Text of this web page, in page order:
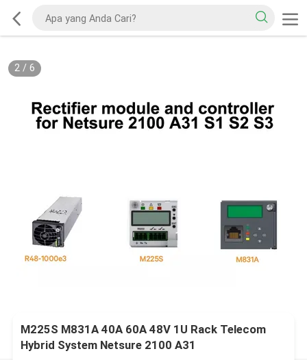
2/ 6
M225S M831A 40A 60A 48V 1U Rack Telecom
Hybrid System Netsure 2100 A31